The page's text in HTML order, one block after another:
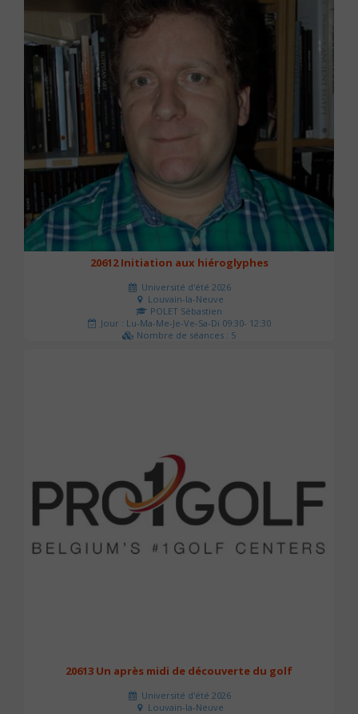
20612 Initiation aux hiéroglyphes
Université d'été 2026
Louvain-la-Neuve
POLET Sébastien
Jour : Lu-Ma-Me-Je-Ve-Sa-Di 09:30- 12:30
Nombre de séances : 5
20613 Un après midi de découverte du golf
Université d'été 2026
Louvain-la-Neuve